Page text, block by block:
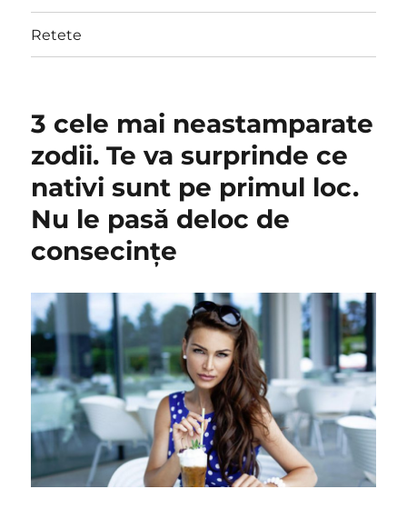
Retete
3 cele mai neastamparate
zodii. Te va surprinde ce
nativi sunt pe primul loc.
Nu le pasă deloc de
consecințe